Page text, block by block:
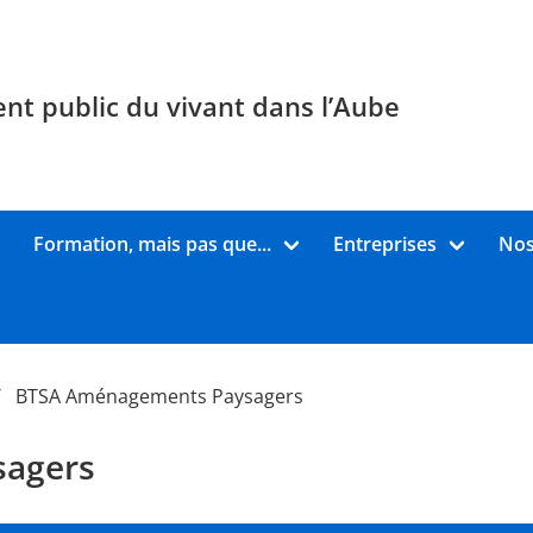
public du vivant dans l’Aube
Formation, mais pas que... Entreprises
BTSA Aménagements Paysagers